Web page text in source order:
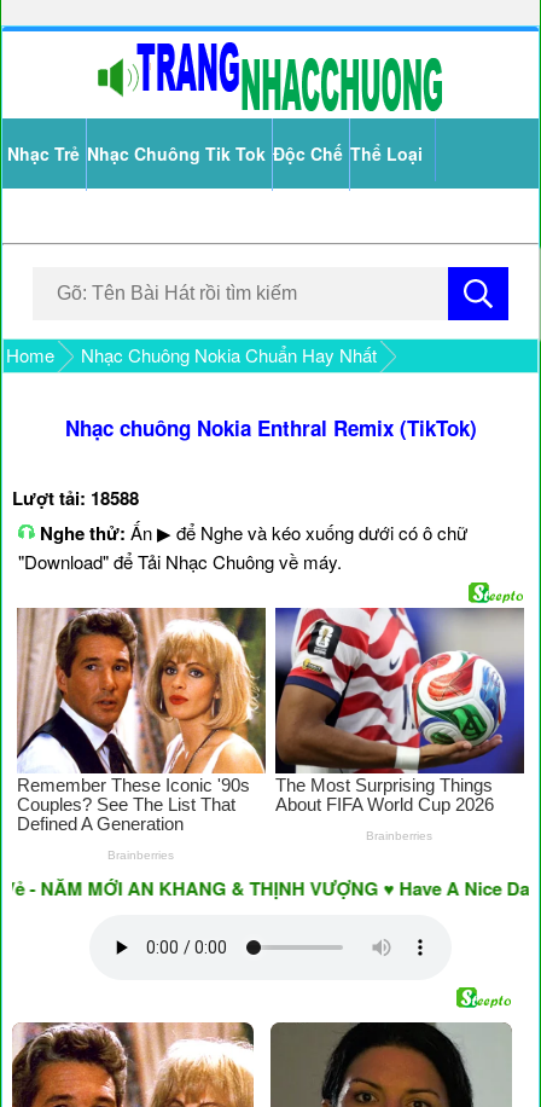
Nhạc Trẻ Nhạc Chuông Tik Tok Độc Chế Thể Loại
Home Nhạc Chuông Nokia Chuẩn Hay Nhất
Nhạc chuông Nokia Enthral Remix (TikTok)
Lượt tải: 18588
Nghe thử: Ấn ▶ để Nghe và kéo xuống dưới có ô chữ
"Download" để Tải Nhạc Chuông về máy.
MỚI AN KHANG & THỊNH VƯỢNG ♥ Have A Nice Day ♥